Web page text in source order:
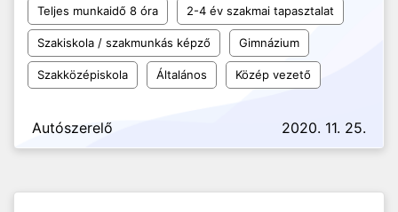
Teljes munkaidő 8 óra 2-4 év szakmai tapasztalat
Szakiskola / szakmunkás képző Gimnázium
Szakközépiskola Általános Közép vezető
Autószerelő 2020. 11. 25.